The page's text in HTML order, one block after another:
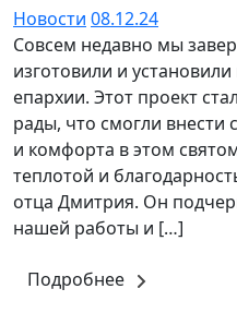
Новости 08.12.24
Совсем недавно мы
изготовили и
епархии. Этот проект
рады, что смогли внести
и комфорта в этом
теплотой и
отца Дмитрия. Он
нашей работы и […]
Подробнее